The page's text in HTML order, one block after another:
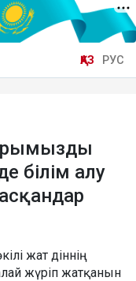
ҚАЗ РУС
білім алу
жат діннің
жүріп жатқанын